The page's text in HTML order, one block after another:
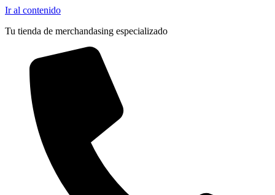
Ir al contenido
Tu tienda de merchandasing especializado